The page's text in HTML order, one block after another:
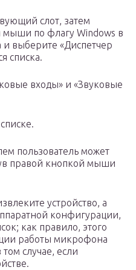
слот, затем
по флагу Windows в
выберите «Диспетчер
списка.
входы» и «Звуковые
пользователь может
правой кнопкой мыши
устройство, а
конфигурации,
как правило, этого
работы микрофона
случае, если